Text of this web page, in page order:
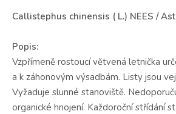
Callistephus chinensis ( L.) NEES /
Popis:
Vzpřímeně rostoucí větvená letnička
a k záhonovým výsadbám. Listy jsou
Vyžaduje slunné stanoviště.
organické hnojení. Každoroční střídání